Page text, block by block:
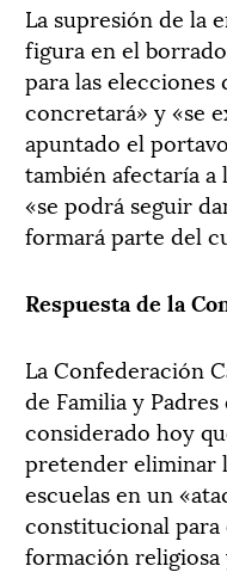
La supresión de la
figura en el
para las elecciones
concretará» y «se
apuntado el
también afectaría a
«se podrá seguir
formará parte del
Respuesta de la
La Confederación
de Familia y
considerado hoy
pretender eliminar
escuelas en un
constitucional para
formación religiosa